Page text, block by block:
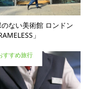
ない美術館 ロンドン
」
すすめ旅行